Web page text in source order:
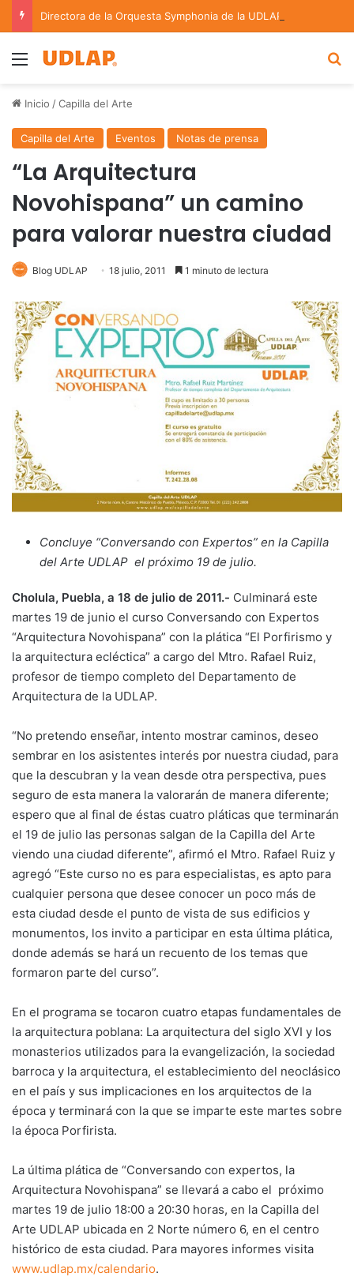
Menu
Inicio /Capilla del Arte
Capilla del Arte Eventos Notas de prensa
“La Arquitectura
Novohispana” un camino
para valorar nuestra ciudad
Blog UDLAP 18 julio, 2011 1 minuto de lectura
Concluye “Conversando con Expertos” en la Capilla
del Arte UDLAP el próximo 19 de julio.
Cholula, Puebla, a 18 de julio de 2011.- Culminará este
martes 19 de junio el curso Conversando con Expertos
“Arquitectura Novohispana” con la plática “El Porfirismo y
la arquitectura ecléctica” a cargo del Mtro. Rafael Ruiz,
profesor de tiempo completo del Departamento de
Arquitectura de la UDLAP.
“No pretendo enseñar, intento mostrar caminos, deseo
sembrar en los asistentes interés por nuestra ciudad, para
que la descubran y la vean desde otra perspectiva, pues
seguro de esta manera la valorarán de manera diferente;
espero que al final de éstas cuatro pláticas que terminarán
el 19 de julio las personas salgan de la Capilla del Arte
viendo una ciudad diferente”, afirmó el Mtro. Rafael Ruiz y
agregó “Este curso no es para especialistas, es apto para
cualquier persona que desee conocer un poco más de
esta ciudad desde el punto de vista de sus edificios y
monumentos, los invito a participar en esta última plática,
donde además se hará un recuento de los temas que
formaron parte del curso”.
En el programa se tocaron cuatro etapas fundamentales de
la arquitectura poblana: La arquitectura del siglo XVI y los
monasterios utilizados para la evangelización, la sociedad
barroca y la arquitectura, el establecimiento del neoclásico
en el país y sus implicaciones en los arquitectos de la
época y terminará con la que se imparte este martes sobre
la época Porfirista.
La última plática de “Conversando con expertos, la
Arquitectura Novohispana” se llevará a cabo el próximo
martes 19 de julio 18:00 a 20:30 horas, en la Capilla del
Arte UDLAP ubicada en 2 Norte número 6, en el centro
histórico de esta ciudad. Para mayores informes visita
www.udlap.mx/calendario.